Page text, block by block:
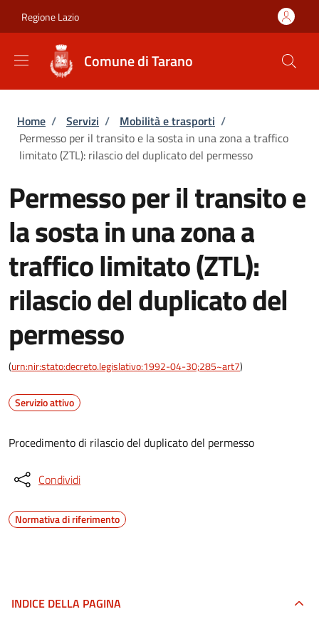
Regione Lazio
Comune di Tarano
Briciole di pane
Home / Servizi / Mobilità e trasporti /
Permesso per il transito e la sosta in una zona a traffico
limitato (ZTL): rilascio del duplicato del permesso
Permesso per il transito e
la sosta in una zona a
traffico limitato (ZTL):
rilascio del duplicato del
permesso
(urn:nir:stato:decreto.legislativo:1992-04-30;285~art7)
Servizio attivo
Procedimento di rilascio del duplicato del permesso
Condividi
Normativa di riferimento
INDICE DELLA PAGINA